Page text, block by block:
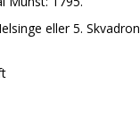
eller 5. Skvadron